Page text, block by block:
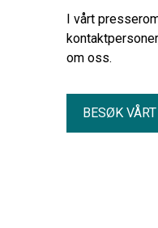
I vårt
om oss.
BESØK